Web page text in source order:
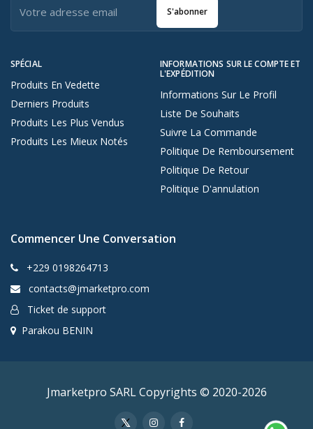
SPÉCIAL
Produits En Vedette
Derniers Produits
Produits Les Plus Vendus
Produits Les Mieux Notés
INFORMATIONS SUR LE COMPTE ET
L'EXPÉDITION
Informations Sur Le Profil
Liste De Souhaits
Suivre La Commande
Politique De Remboursement
Politique De Retour
Politique D'annulation
S'abonner
Commencer Une Conversation
+229 0198264713
contacts@jmarketpro.com
Ticket de support
Parakou BENIN
Jmarketpro SARL Copyrights © 2020-2026